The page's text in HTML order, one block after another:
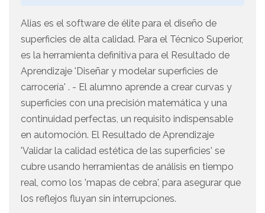
Alias es el software de élite para el diseño de
superficies de alta calidad. Para el Técnico Superior,
es la herramienta definitiva para el Resultado de
Aprendizaje 'Diseñar y modelar superficies de
carrocería' . - El alumno aprende a crear curvas y
superficies con una precisión matemática y una
continuidad perfectas, un requisito indispensable
en automoción. El Resultado de Aprendizaje
'Validar la calidad estética de las superficies' se
cubre usando herramientas de análisis en tiempo
real, como los 'mapas de cebra', para asegurar que
los reflejos fluyan sin interrupciones.